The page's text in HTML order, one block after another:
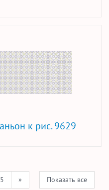
к рис. 9629
5 » Показать все